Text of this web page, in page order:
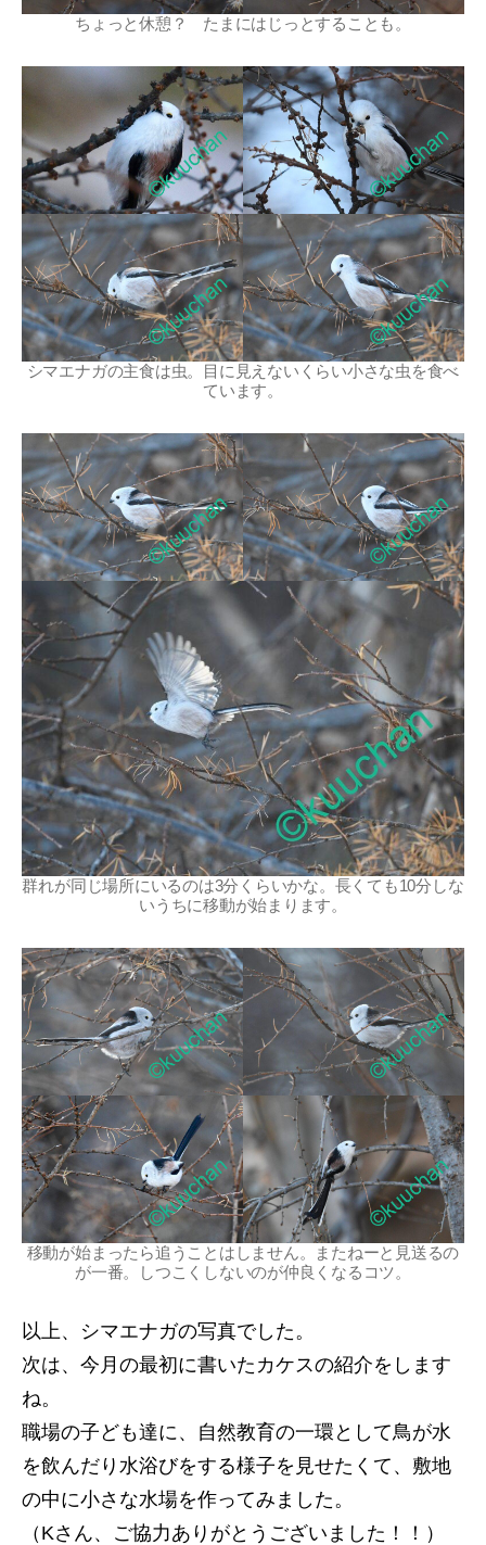
ちょっと休憩？ たまにはじっとすることも。
シマエナガの主食は虫。目に見えないくらい小さな虫を食べ
ています。
群れが同じ場所にいるのは3分くらいかな。長くても10分しな
いうちに移動が始まります。
移動が始まったら追うことはしません。またねーと見送るの
が一番。しつこくしないのが仲良くなるコツ。
以上、シマエナガの写真でした。
次は、今月の最初に書いたカケスの紹介をします
ね。
職場の子ども達に、自然教育の一環として鳥が水
を飲んだり水浴びをする様子を見せたくて、敷地
の中に小さな水場を作ってみました。
（Kさん、ご協力ありがとうございました！！）